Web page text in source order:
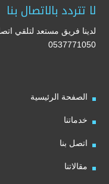
لا تتردد بالاتصال بنا
لدينا فريق مستعد لتلقي
0537771050
الصفحة الرئيسية
خدماتنا
اتصل بنا
مقالاتنا